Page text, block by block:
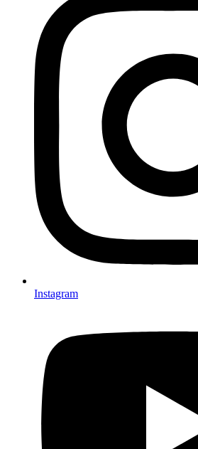
Instagram